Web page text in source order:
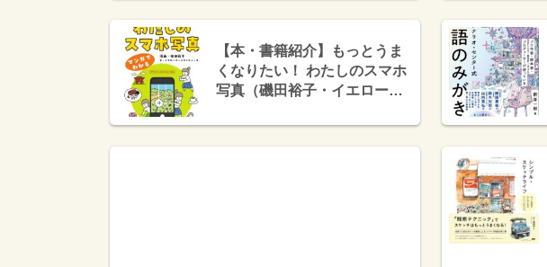
【本・書籍紹介】もっとうま
くなりたい！ わたしのスマホ
写真（磯田裕子・イエローテ
社）